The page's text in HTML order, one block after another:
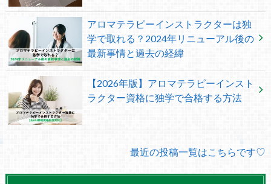
アロマテラピーインストラクターは独
学で取れる？2024年リニューアル後の
最新事情と過去の経緯
【2026年版】アロマテラピーインスト
ラクター資格に独学で合格する方法
最近の投稿一覧はこちらです♡